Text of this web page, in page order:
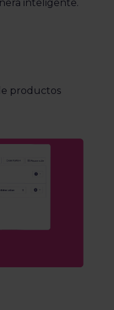
inteligente.
productos